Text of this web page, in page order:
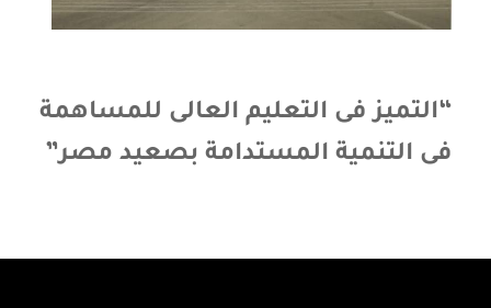
“التميز فى التعليم العالى للمساهمة
فى التنمية المستدامة بصعيد مصر”